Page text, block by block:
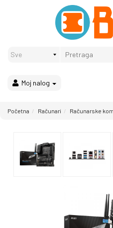
Moj nalog
Računari
Bela
Rasprodaja
Početna Računari Računarske